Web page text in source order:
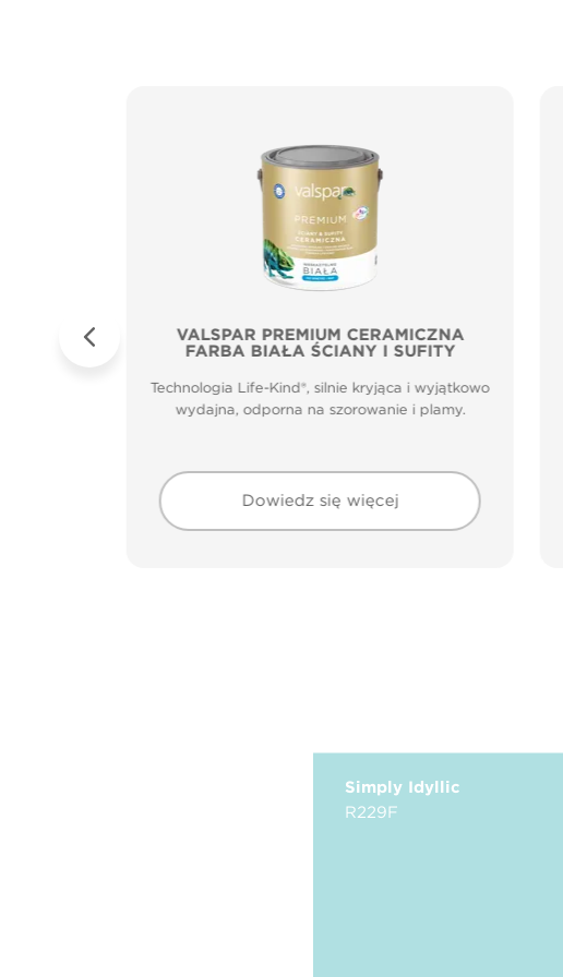
VALSPAR PREMIUM CERAMICZNA
FARBA BIAŁA ŚCIANY I SUFITY
Technologia Life-Kind®, silnie kryjąca i wyjątkowo
wydajna, odporna na szorowanie i plamy.
Dowiedz się więcej
Simply Idyllic
R229F